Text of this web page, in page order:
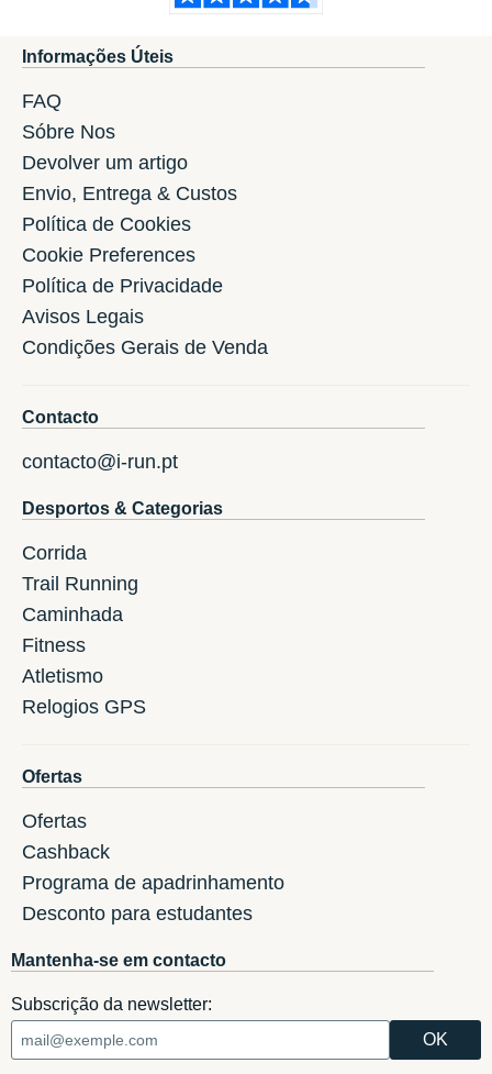
Informações Úteis
FAQ
Sóbre Nos
Devolver um artigo
Envio, Entrega & Custos
Política de Cookies
Cookie Preferences
Política de Privacidade
Avisos Legais
Condições Gerais de Venda
Contacto
contacto@i-run.pt
Desportos & Categorias
Corrida
Trail Running
Caminhada
Fitness
Atletismo
Relogios GPS
Ofertas
Ofertas
Cashback
Programa de apadrinhamento
Desconto para estudantes
Mantenha-se em contacto
Subscrição da newsletter: